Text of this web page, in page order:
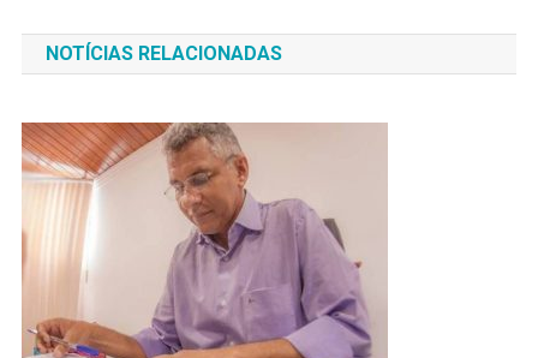
de
Post
NOTÍCIAS RELACIONADAS